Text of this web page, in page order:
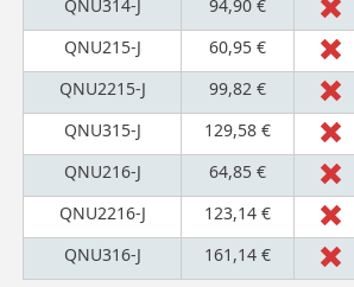
QNU314-J
94,90 €
QNU215-J
60,95 €
QNU2215-J
99,82 €
QNU315-J
129,58 €
QNU216-J
64,85 €
QNU2216-J
123,14 €
QNU316-J
161,14 €